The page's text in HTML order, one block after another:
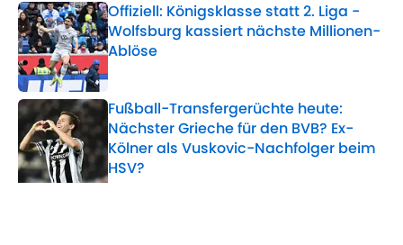
Offiziell: Königsklasse statt 2. Liga -
Wolfsburg kassiert nächste Millionen-
Ablöse
Published by on Invalid Date
Fußball-Transfergerüchte heute:
Nächster Grieche für den BVB? Ex-
Kölner als Vuskovic-Nachfolger beim
HSV?
Published by on Invalid Date